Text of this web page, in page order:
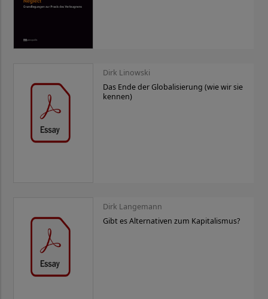
Dirk Linowski
Das Ende der Globalisierung (wie wir sie
kennen)
Dirk Langemann
Gibt es Alternativen zum Kapitalismus?